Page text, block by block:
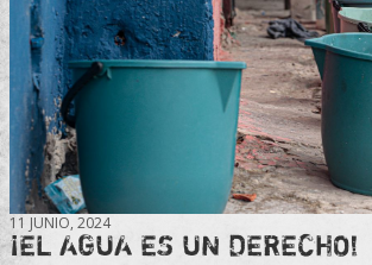
11 JUNIO, 2024
¡EL AGUA ES UN DERECHO!